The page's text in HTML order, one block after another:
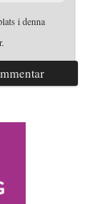
i denna